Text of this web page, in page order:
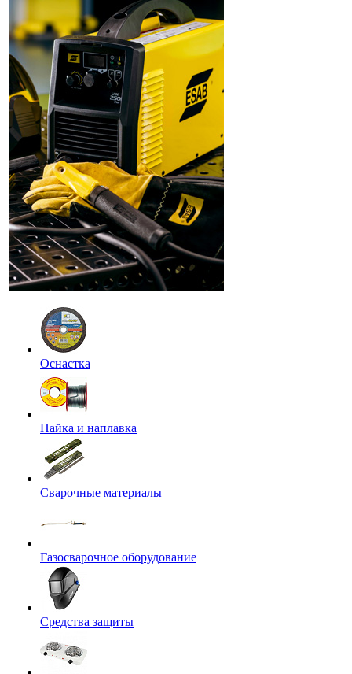
Оснастка
Пайка и наплавка
Сварочные материалы
Газосварочное оборудование
Средства защиты